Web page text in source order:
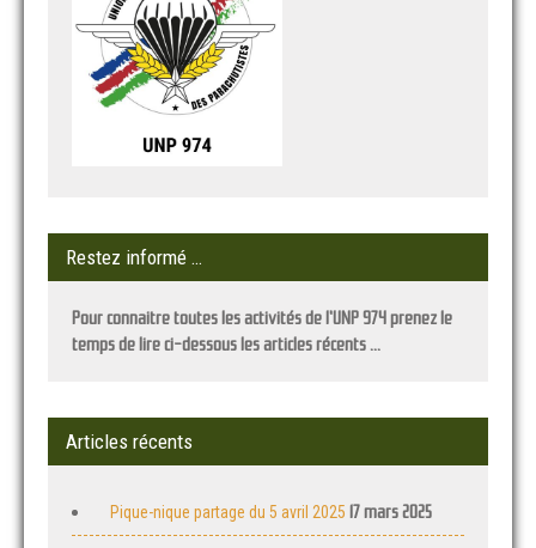
Restez informé …
Pour connaitre toutes les activités de l'UNP 974 prenez le
temps de lire ci-dessous les articles récents ...
Articles récents
Pique-nique partage du 5 avril 2025 17 mars 2025